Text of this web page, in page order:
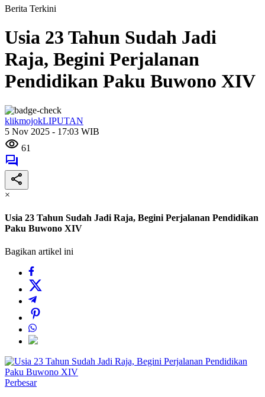
Berita Terkini
Usia 23 Tahun Sudah Jadi
Raja, Begini Perjalanan
Pendidikan Paku Buwono XIV
klikmojokLIPUTAN
5 Nov 2025 - 17:03 WIB
61
×
Usia 23 Tahun Sudah Jadi Raja, Begini Perjalanan Pendidikan
Paku Buwono XIV
Bagikan artikel ini
Perbesar